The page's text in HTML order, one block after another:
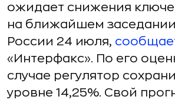
ожидает снижения
на ближайшем
России 24 июля,
«Интерфакс». По его
случае регулятор
уровне 14,25%. Свой